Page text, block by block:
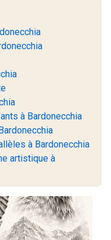
à Bardonecchia
à Bardonecchia
artistique à